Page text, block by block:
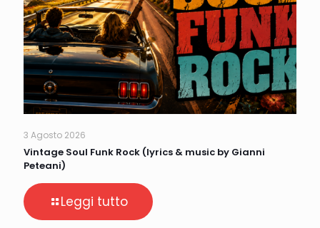
3 Agosto 2026
Vintage Soul Funk Rock (lyrics & music by Gianni
Peteani)
Leggi tutto